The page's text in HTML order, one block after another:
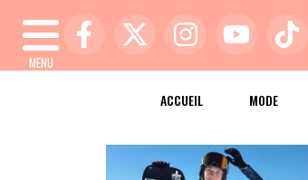
MENU
ACCUEIL MODE